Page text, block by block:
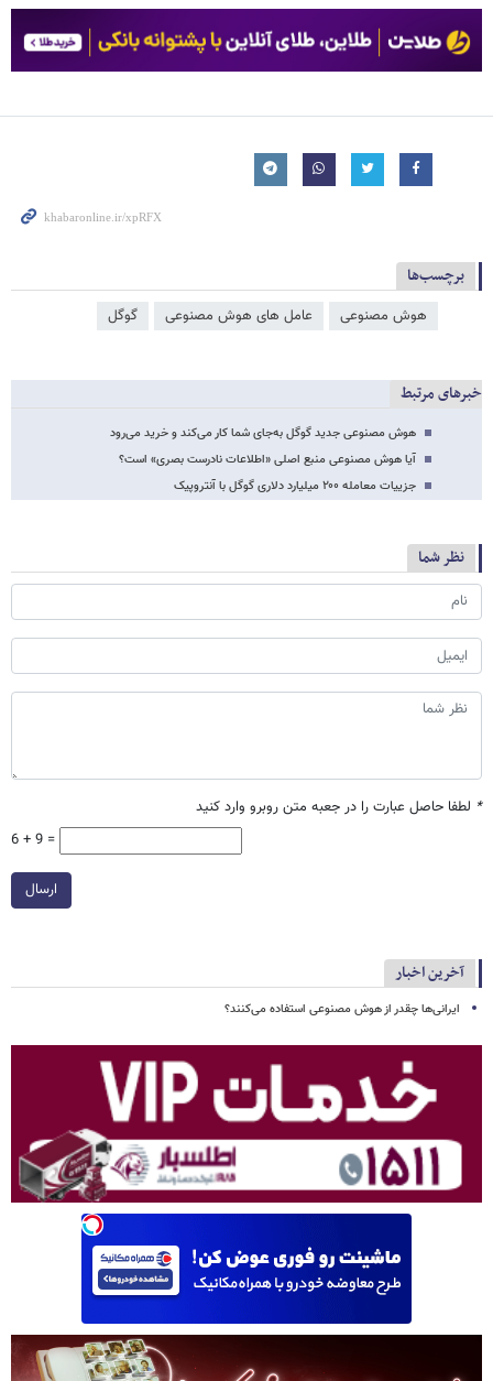
برچسب‌ها
هوش مصنوعی عامل‌ های هوش مصنوعی گوگل
خبرهای مرتبط
هوش مصنوعی جدید گوگل به‌جای شما کار می‌کند و خرید می‌رود
آیا هوش مصنوعی منبع اصلی «اطلاعات نادرست بصری» است؟
جزییات معامله ۲۰۰ میلیارد دلاری گوگل با آنتروپیک
نظر شما
* لطفا حاصل عبارت را در جعبه متن روبرو وارد کنید
6 + 9 =
ارسال
آخرین اخبار
ایرانی‌ها چقدر از هوش مصنوعی استفاده می‌کنند؟